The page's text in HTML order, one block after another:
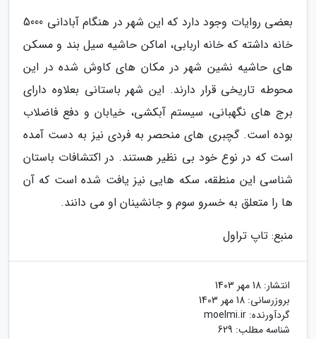
بعضی روایات وجود دارد که این شهر در هنگام آبادانی 5000
خانه داشته که خانه اربابی، اماکن حاشیه سیل بند و مسکن
های حاشیه نشین شهر در مکان های کاوش شده در این
محوطه تاریخی قرار دارند. این شهر باستانی بعلاوه دارای
برج های نگهبانی، سیستم آبکشی، خیابان و دفع فاضلاب
بوده است. گچبری های منحصر به فردی نیز به دست آمده
است که در نوع خود بی نظیر هستند. در اکتشافات باستان
شناسی این منطقه، سکه هایی نیز یافت شده است که آن
ها را متعلق به خسرو سوم و جانشینان او می دانند.
منبع: تاپ تراول
انتشار: 18 مهر 1403
بروزرسانی: 18 مهر 1403
گردآورنده: moelmi.ir
شناسه مطلب: 629